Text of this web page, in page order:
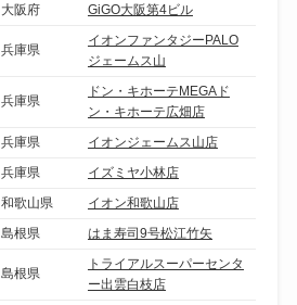
大阪府 GiGO大阪第4ビル
兵庫県
イオンファンタジーPALO
ジェームス山
兵庫県
ドン・キホーテMEGAド
ン・キホーテ広畑店
兵庫県
イオンジェームス山店
兵庫県
イズミヤ小林店
和歌山県
イオン和歌山店
島根県 はま寿司9号松江竹矢
島根県
トライアルスーパーセンタ
ー出雲白枝店